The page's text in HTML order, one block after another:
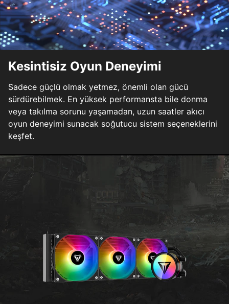
Kesintisiz Oyun Deneyimi
Sadece güçlü olmak yetmez, önemli olan gücü
sürdürebilmek. En yüksek performansta bile donma
veya takılma sorunu yaşamadan, uzun saatler akıcı
oyun deneyimi sunacak soğutucu sistem seçeneklerini
keşfet.